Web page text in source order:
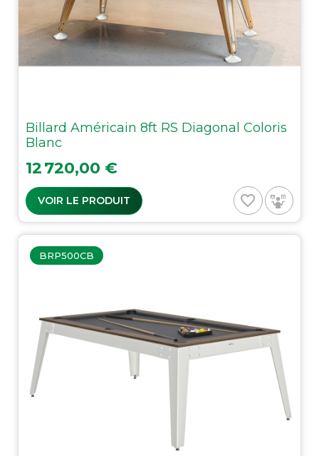
Billard Américain 8ft RS Diagonal Coloris
Blanc
Prix
12 720,00 €
VOIR LE PRODUIT favorite_border
BRP500CB